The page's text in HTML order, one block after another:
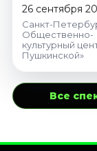
26 сентября
Санкт-
Общественно-
культурный
Пушкинской»
Все